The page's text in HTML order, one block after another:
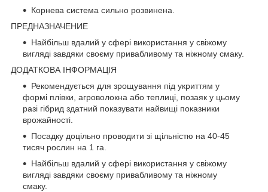
Корнева система сильно розвинена.
ПРЕДНАЗНАЧЕНИЕ
Найбільш вдалий у сфері використання у свіжому
вигляді завдяки своєму привабливому та ніжному смаку.
ДОДАТКОВА ІНФОРМАЦІЯ
Рекомендується для зрощування під укриттям у
формі плівки, агроволокна або теплиці, позаяк у цьому
разі гібрид здатний показувати найвищі показники
врожайності.
Посадку доцільно проводити зі щільністю на 40-45
тисяч рослин на 1 га.
Найбільш вдалий у сфері використання у свіжому
вигляді завдяки своєму привабливому та ніжному
смаку.